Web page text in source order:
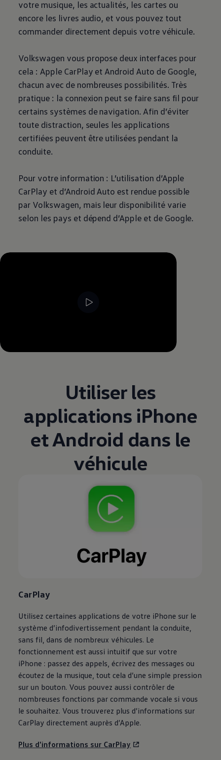
votre musique, les actualités, les cartes ou
encore les livres audio, et vous pouvez tout
commander directement depuis votre véhicule.
Volkswagen vous propose deux interfaces pour
cela : Apple CarPlay et Android Auto de Google,
chacun avec de nombreuses possibilités. Très
pratique : la connexion peut se faire sans fil pour
certains systèmes de navigation. Afin d’éviter
toute distraction, seules les applications
certifiées peuvent être utilisées pendant la
conduite.
Pour votre information : L’utilisation d’Apple
CarPlay et d’Android Auto est rendue possible
par Volkswagen, mais leur disponibilité varie
selon les pays et dépend d’Apple et de Google.
Remaining time, --:--
Utiliser les
applications iPhone
et Android dans le
véhicule
CarPlay
Utilisez certaines applications de votre iPhone sur le
système d’infodivertissement pendant la conduite,
sans fil, dans de nombreux véhicules. Le
fonctionnement est aussi intuitif que sur votre
iPhone : passez des appels, écrivez des messages ou
écoutez de la musique, tout cela d’une simple pression
sur un bouton. Vous pouvez aussi contrôler de
nombreuses fonctions par commande vocale si vous
le souhaitez. Vous trouverez plus d’informations sur
CarPlay directement auprès d’Apple.
Plus d'informations sur CarPlay